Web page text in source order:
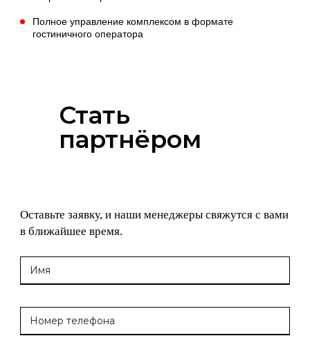
Полное управление комплексом в формате
гостиничного оператора
Стать
партнёром
Оставьте заявку, и наши менеджеры свяжутся с вами
в ближайшее время.